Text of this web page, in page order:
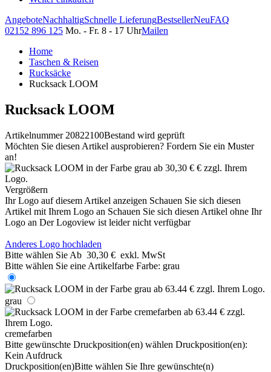
AngeboteNachhaltigSchnelle LieferungBestsellerNeuFAQ
02152 896 125 Mo. - Fr. 8 - 17 UhrMailen
Home
Taschen & Reisen
Rucksäcke
Rucksack LOOM
Rucksack LOOM
Artikelnummer 20822100Bestand wird geprüft
Möchten Sie diesen Artikel ausprobieren? Fordern Sie ein Muster
an!
Vergrößern
Ihr Logo auf diesem Artikel anzeigen Schauen Sie sich diesen
Artikel mit Ihrem Logo an Schauen Sie sich diesen Artikel ohne Ihr
Logo an Der Logoview ist leider nicht verfügbar
Anderes Logo hochladen
Bitte wählen Sie Ab 30,30 € exkl. MwSt
Bitte wählen Sie eine Artikelfarbe Farbe: grau
grau
cremefarben
Bitte gewünschte Druckposition(en) wählen Druckposition(en):
Kein Aufdruck
Druckposition(en)Bitte wählen Sie Ihre gewünschte(n)